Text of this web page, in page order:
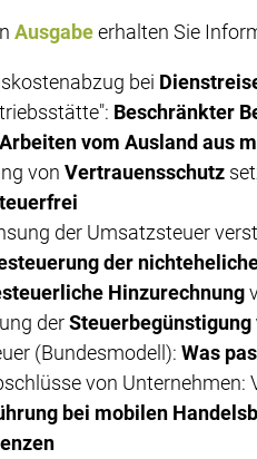
Ausgabeerhalten Sie
bei
Beschränkter
vom Ausland aus
von Vertrauensschutz
der Umsatzsteuer
der
Hinzurechnung
derSteuerbegünstigung
(Bundesmodell): Was
von Unternehmen:
bei mobilen